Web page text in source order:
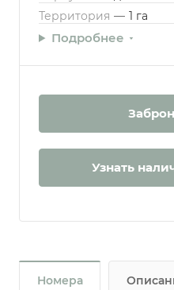
Территория — 1 га
Подробнее
Узнать
Номера